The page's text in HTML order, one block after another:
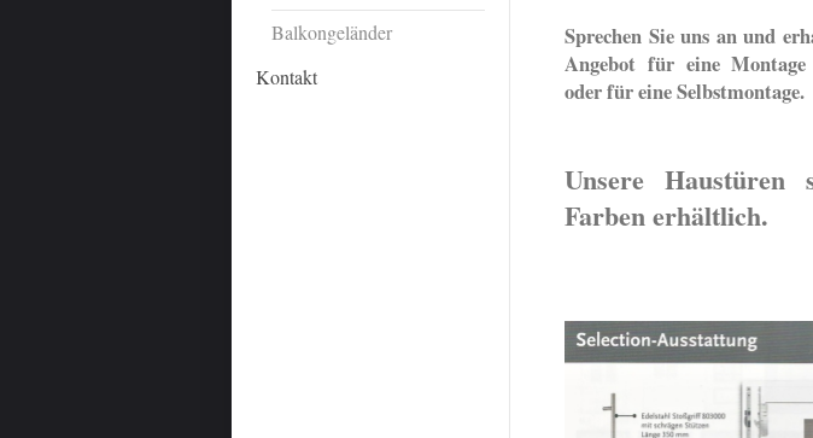
Balkongeländer
Kontakt
Sprechen Sie uns an und
Angebot für eine
oder für eine Selbstmontage.
Unsere
Farben erhältlich.